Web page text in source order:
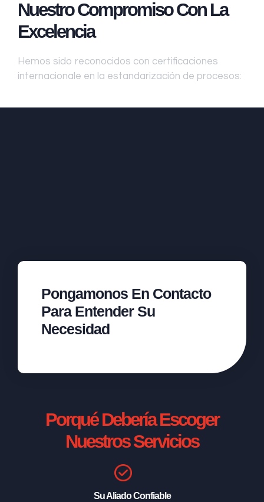
Nuestro Compromiso Con La
Excelencia
Hemos sido reconocidos con certificaciones
internacionale en la estandarización de procesos:
Pongamonos En Contacto
Para Entender Su
Necesidad
Porqué Debería Escoger
Nuestros Servicios
Su Aliado Confiable